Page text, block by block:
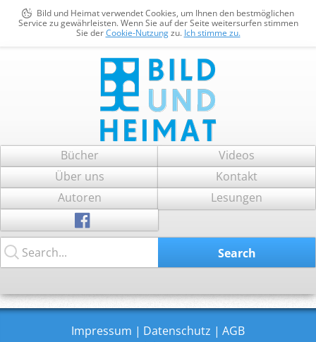
Bild und Heimat verwendet Cookies, um Ihnen den bestmöglichen
Service zu gewährleisten. Wenn Sie auf der Seite weitersurfen stimmen
Sie derCookie-Nutzungzu. Ich stimme zu.
Bild und Heimat
Inhalt
springen
Bücher
Videos
Über uns
Kontakt
Autoren
Lesungen
Search... Search
Impressum Datenschutz
AGB